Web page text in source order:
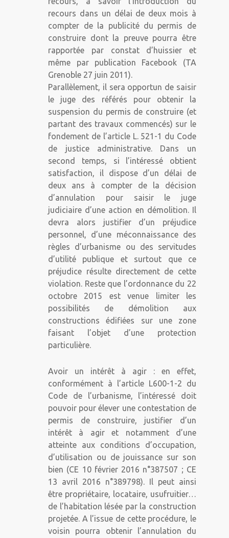
recours dans un délai de deux mois à
compter de la publicité du permis de
construire dont la preuve pourra être
rapportée par constat d’huissier et
même par publication Facebook (TA
Grenoble 27 juin 2011).
Parallèlement, il sera opportun de saisir
le juge des référés pour obtenir la
suspension du permis de construire (et
partant des travaux commencés) sur le
fondement de l’article L. 521-1 du Code
de justice administrative. Dans un
second temps, si l’intéressé obtient
satisfaction, il dispose d’un délai de
deux ans à compter de la décision
d’annulation pour saisir le juge
judiciaire d’une action en démolition. Il
devra alors justifier d’un préjudice
personnel, d’une méconnaissance des
règles d’urbanisme ou des servitudes
d’utilité publique et surtout que ce
préjudice résulte directement de cette
violation. Reste que l’ordonnance du 22
octobre 2015 est venue limiter les
possibilités de démolition aux
constructions édifiées sur une zone
faisant l’objet d’une protection
particulière.
Avoir un intérêt à agir : en effet,
conformément à l’article L600-1-2 du
Code de l’urbanisme, l’intéressé doit
pouvoir pour élever une contestation de
permis de construire, justifier d’un
intérêt à agir et notamment d’une
atteinte aux conditions d’occupation,
d’utilisation ou de jouissance sur son
bien (CE 10 février 2016 n°387507 ; CE
13 avril 2016 n°389798). Il peut ainsi
être propriétaire, locataire, usufruitier…
de l’habitation lésée par la construction
projetée. A l’issue de cette procédure, le
voisin pourra obtenir l’annulation du